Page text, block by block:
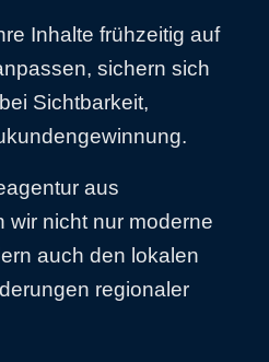
Inhalte frühzeitig auf
sichern sich
Sichtbarkeit,
aus
wir nicht nur moderne
auch den lokalen
regionaler